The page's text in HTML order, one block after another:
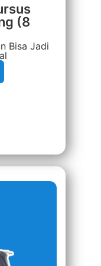
(8
Bisa Jadi